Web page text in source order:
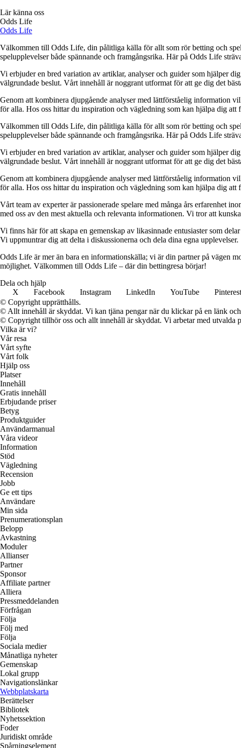
Lär känna oss
Odds Life
Odds Life
Välkommen till Odds Life, din pålitliga källa för allt som rör betting och
spelupplevelser både spännande och framgångsrika. Här på Odds Life
Vi erbjuder en bred variation av artiklar, analyser och guider som hjälper
välgrundade beslut. Vårt innehåll är noggrant utformat för att ge dig det
Genom att kombinera djupgående analyser med lättförståelig information
för alla. Hos oss hittar du inspiration och vägledning som kan hjälpa dig att
Välkommen till Odds Life, din pålitliga källa för allt som rör betting och
spelupplevelser både spännande och framgångsrika. Här på Odds Life
Vi erbjuder en bred variation av artiklar, analyser och guider som hjälper
välgrundade beslut. Vårt innehåll är noggrant utformat för att ge dig det
Genom att kombinera djupgående analyser med lättförståelig information
för alla. Hos oss hittar du inspiration och vägledning som kan hjälpa dig att
Vårt team av experter är passionerade spelare med många års erfarenhet
med oss av den mest aktuella och relevanta informationen. Vi tror att
Vi finns här för att skapa en gemenskap av likasinnade entusiaster som
Vi uppmuntrar dig att delta i diskussionerna och dela dina egna upplevelser.
Odds Life är mer än bara en informationskälla; vi är din partner på vägen
möjlighet. Välkommen till Odds Life – där din bettingresa börjar!
Dela och hjälp
X
Facebook Instagram LinkedIn YouTube Pinterest
© Copyright upprätthålls.
© Allt innehåll är skyddat. Vi kan tjäna pengar när du klickar på en länk
© Copyright tillhör oss och allt innehåll är skyddat. Vi arbetar med utvalda
Vilka är vi?
Vår resa
Vårt syfte
Vårt folk
Hjälp oss
Platser
Innehåll
Gratis innehåll
Erbjudande priser
Betyg
Produktguider
Användarmanual
Våra videor
Information
Stöd
Vägledning
Recension
Jobb
Ge ett tips
Användare
Min sida
Prenumerationsplan
Belopp
Avkastning
Moduler
Allianser
Partner
Sponsor
Affiliate partner
Alliera
Pressmeddelanden
Förfrågan
Följa
Följ med
Följa
Sociala medier
Månatliga nyheter
Gemenskap
Lokal grupp
Navigationslänkar
Webbplatskarta
Berättelser
Bibliotek
Nyhetssektion
Foder
Juridiskt område
Spårningselement